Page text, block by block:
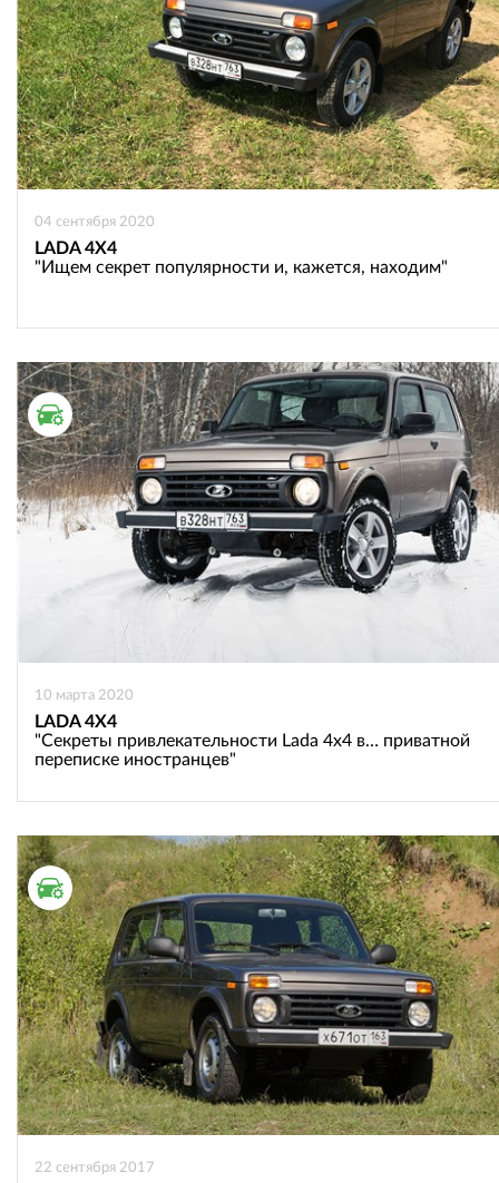
04 сентября 2020
LADA 4X4
"Ищем секрет популярности и, кажется, находим"
ТЕСТ ДРАЙВ
10 марта 2020
LADA 4X4
"Секреты привлекательности Lada 4х4 в… приватной
переписке иностранцев"
ТЕСТ ДРАЙВ
22 сентября 2017